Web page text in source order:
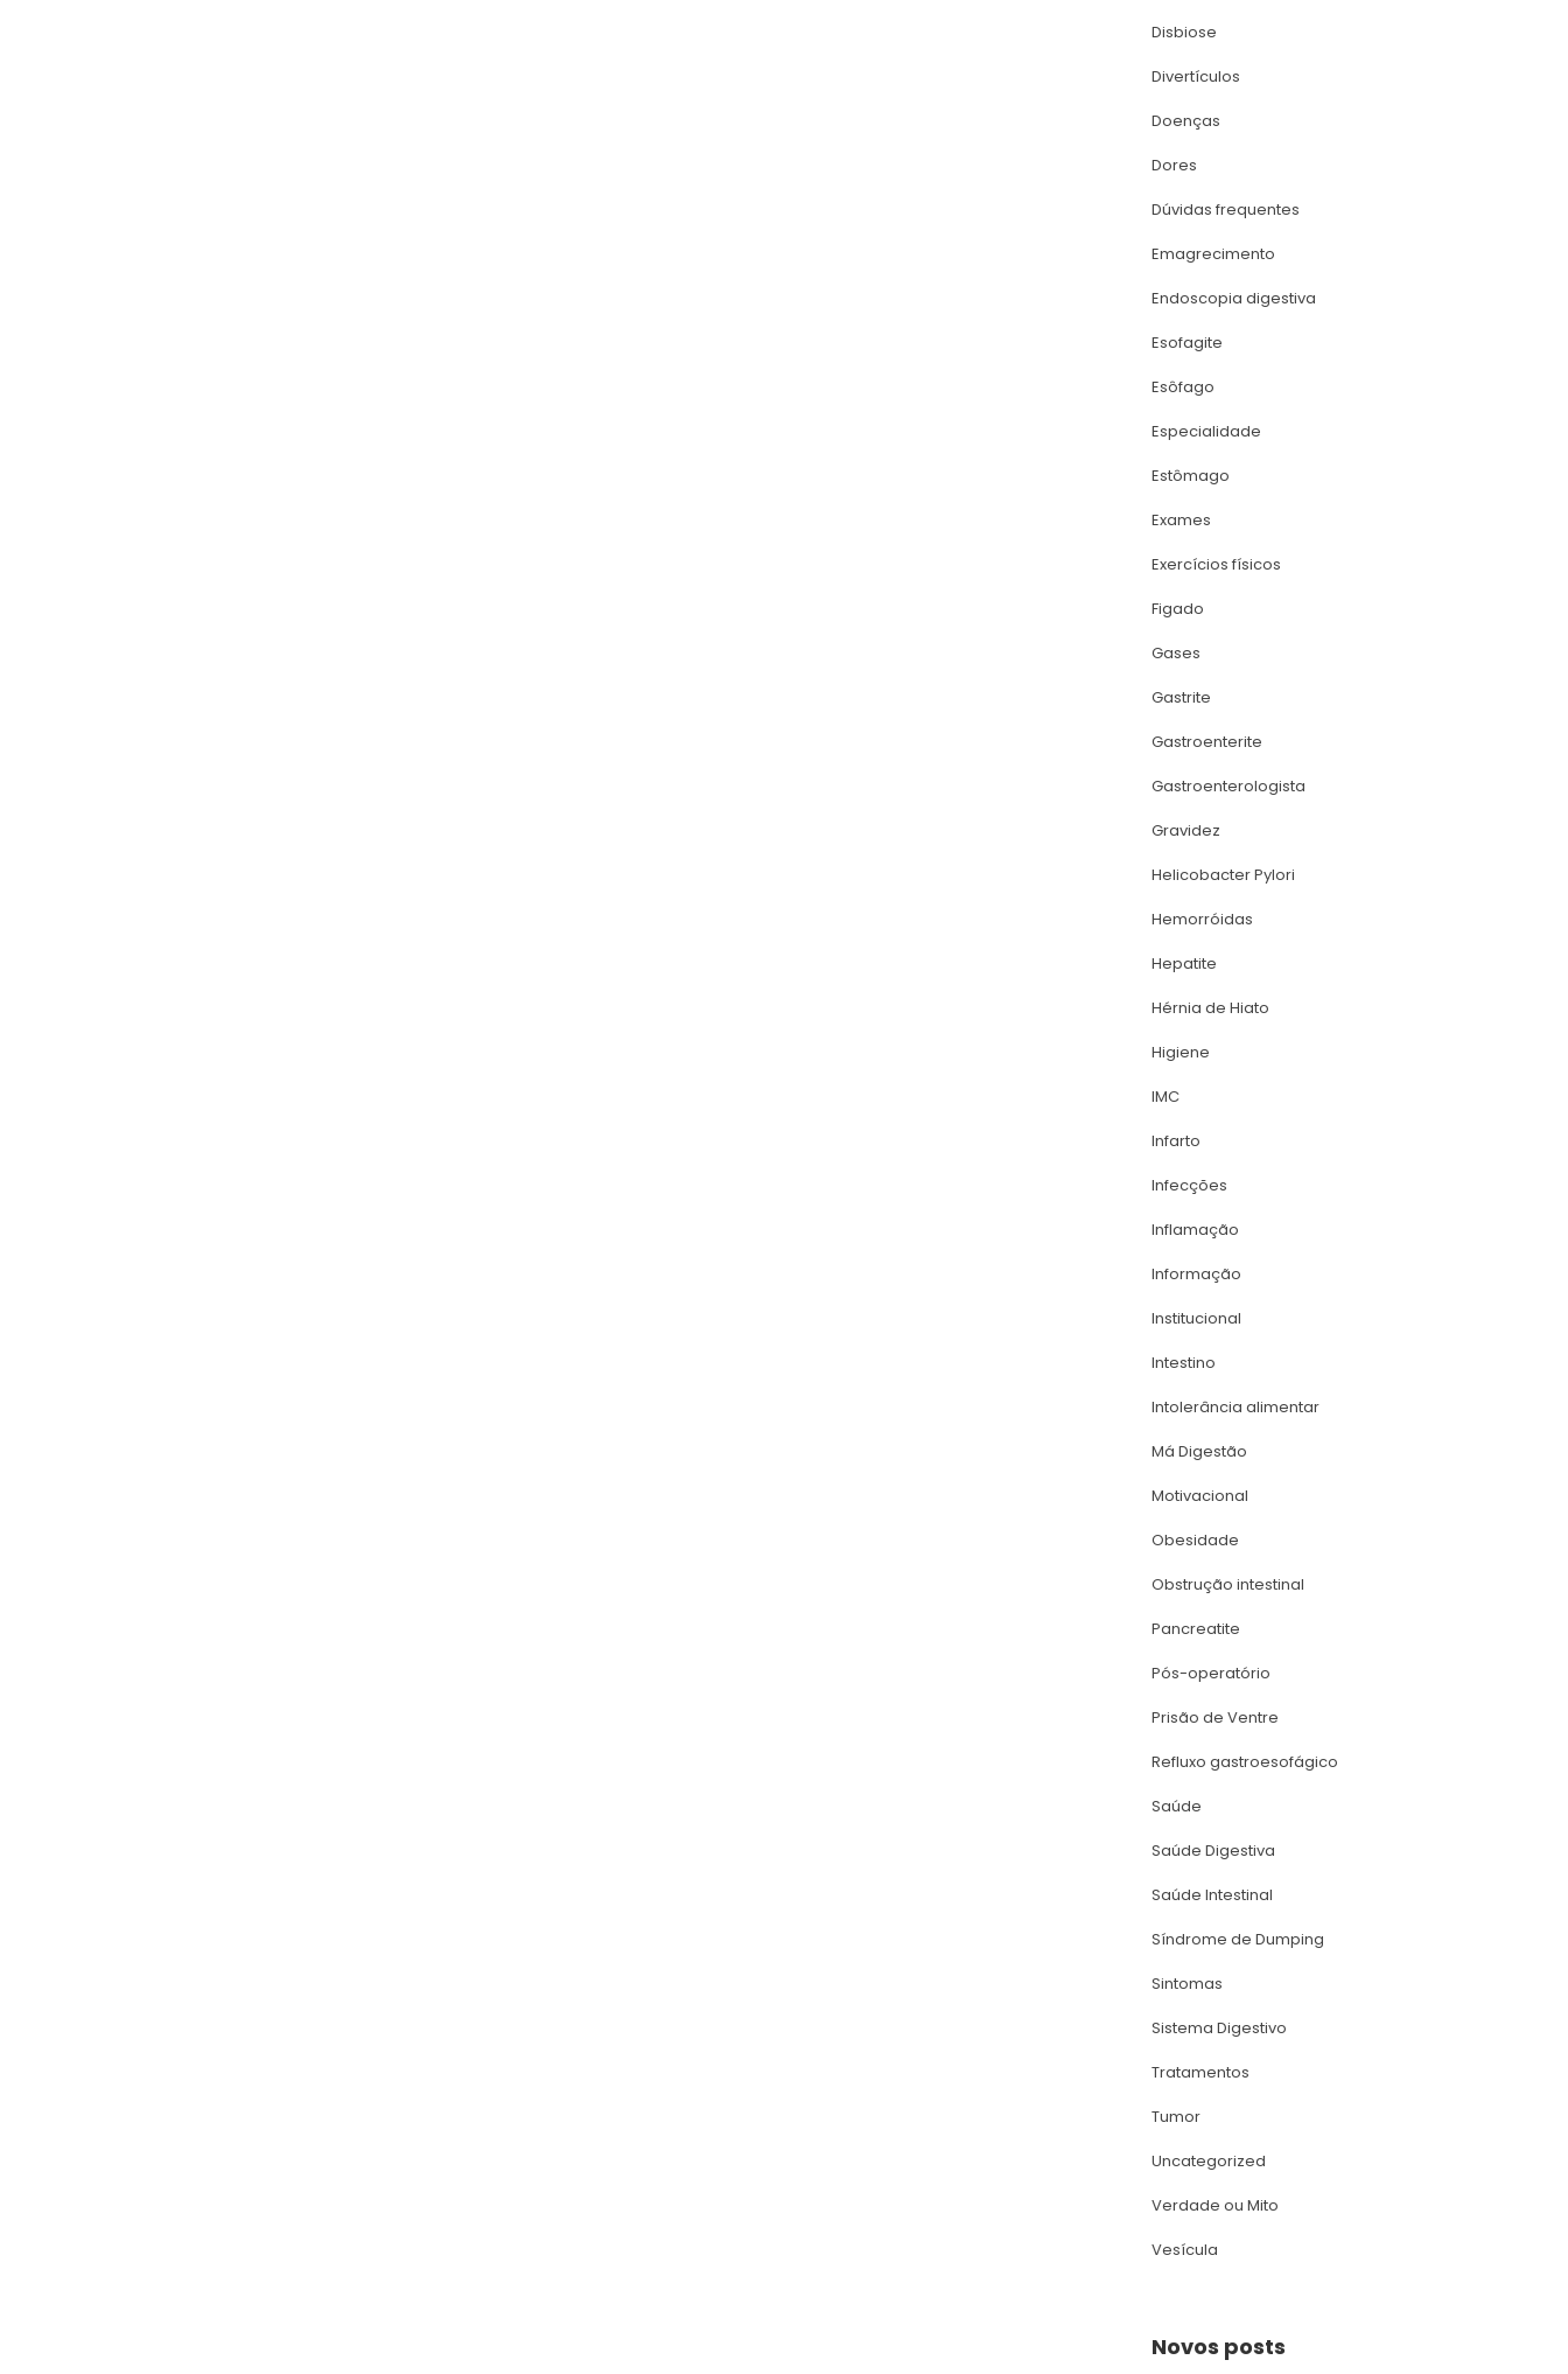
Disbiose
Divertículo
Doença
Dore
Dúvidas frequente
Emagrecimento
Endoscopia digestiva
Esofagite
Esôfago
Especialidade
Estômago
Exame
Exercícios físico
Figado
Gase
Gastrite
Gastroenterite
Gastroenterologista
Gravidez
Helicobacter Pylori
Hemorróida
Hepatite
Hérnia de Hiato
Higiene
IMC
Infarto
Infecçõe
Inflamação
Informação
Institucional
Intestino
Intolerância alimentar
Má Digestão
Motivacional
Obesidade
Obstrução intestinal
Pancreatite
Pós-operatório
Prisão de Ventre
Refluxo gastroesofágico
Saúde
Saúde Digestiva
Saúde Intestinal
Síndrome de Dumping
Sintoma
Sistema Digestivo
Tratamento
Tumor
Uncategorized
Verdade ou Mito
Vesícula
Novos post